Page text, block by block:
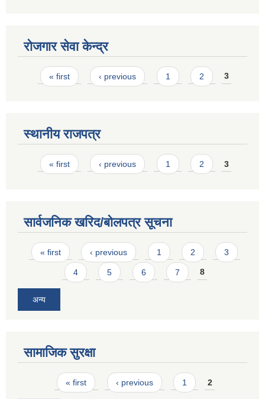
रोजगार सेवा केन्द्र
Pages
« first ‹ previous 1 2 3
स्थानीय राजपत्र
Pages
« first ‹ previous 1 2 3
सार्वजनिक खरिद/बोलपत्र सूचना
Pages
« first ‹ previous 1 2 3
4 5 6 7 8
अन्य
सामाजिक सुरक्षा
Pages« first ‹ previous 1 2